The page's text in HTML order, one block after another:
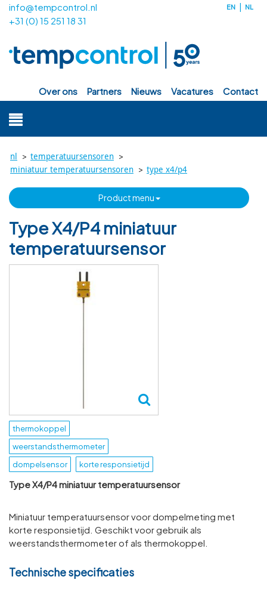
info@tempcontrol.nl
+31 (0) 15 251 18 31
EN NL
over ons partners nieuws vacatures contact
nl > temperatuursensoren >
miniatuur temperatuursensoren > type x4/p4
product menu
Type X4/P4 miniatuur
temperatuursensor
thermokoppel
weerstandsthermometer
dompelsensor
korte responsietijd
Type X4/P4 miniatuur temperatuursensor
Miniatuur temperatuursensor voor dompelmeting met
korte responsietijd. Geschikt voor gebruik als
weerstandsthermometer of als thermokoppel.
Technische specificaties